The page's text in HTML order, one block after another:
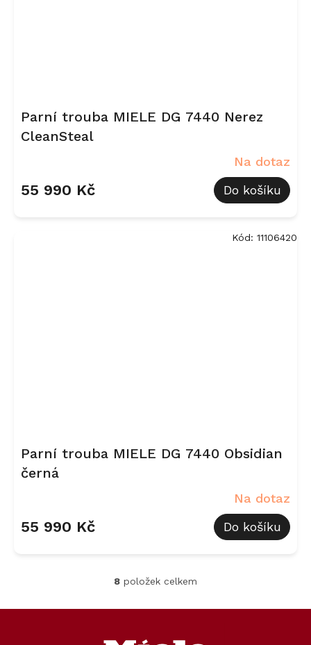
Parní trouba MIELE DG 7440 Nerez
CleanSteal
Na dotaz
55 990 Kč Do košíku
Parní trouba MIELE DG 7440 Obsidian
černá
Na dotaz
55 990 Kč Do košíku
Kód: 11106420
O
l
8 položek celkem